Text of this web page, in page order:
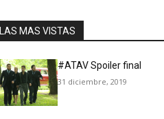
LAS MAS VISTAS
#ATAV Spoiler final
31 diciembre, 2019